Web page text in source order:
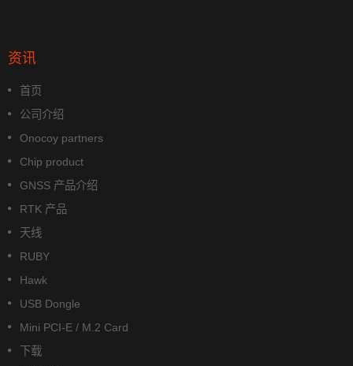
资讯
首页
公司介绍
Onocoy partners
Chip product
GNSS 产品介绍
RTK 产品
天线
RUBY
Hawk
USB Dongle
Mini PCI-E / M.2 Card
下载